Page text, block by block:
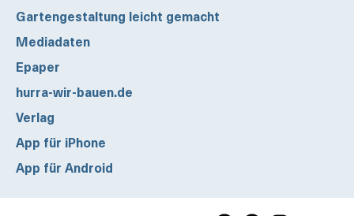
Gartengestaltung leicht gemacht
Mediadaten
Epaper
hurra-wir-bauen.de
Verlag
App für iPhone
App für Android